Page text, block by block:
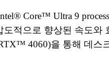
Core™ Ultra 9
적으로 향상된 속도와
4060)을 통해 데스